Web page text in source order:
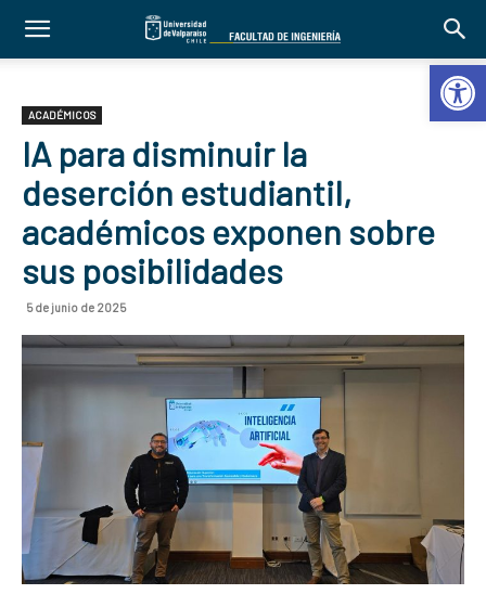
Abrir
ACADÉMICOS
IA para disminuir la
deserción estudiantil,
académicos exponen sobre
sus posibilidades
5 de junio de 2025